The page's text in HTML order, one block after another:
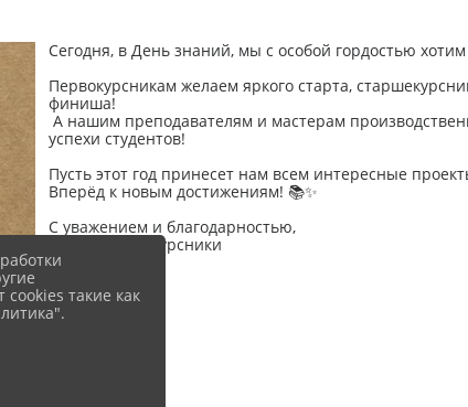
Сегодня, в День знаний, мы с особой гордостью
Первокурсникам желаем яркого старта,
финиша!
А нашим преподавателям и мастерам
успехи студентов!
Пусть этот год принесет нам всем интересные
Вперёд к новым достижениям! 📚✨
С уважением и благодарностью,
Ваши старшекурсники
такие как